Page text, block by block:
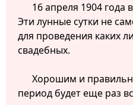
16 апреля 1904 года
Эти лунные сутки не
для проведения каких
свадебных.
Хорошим и
период будет еще раз